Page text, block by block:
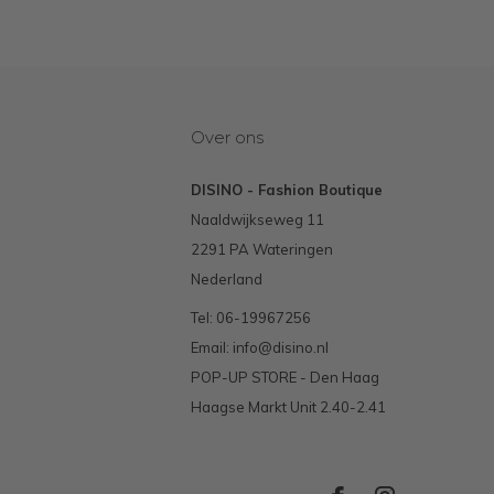
Over ons
DISINO - Fashion Boutique
Naaldwijkseweg 11
2291 PA Wateringen
Nederland
Tel: 06-19967256
Email: info@disino.nl
POP-UP STORE - Den Haag
Haagse Markt Unit 2.40-2.41